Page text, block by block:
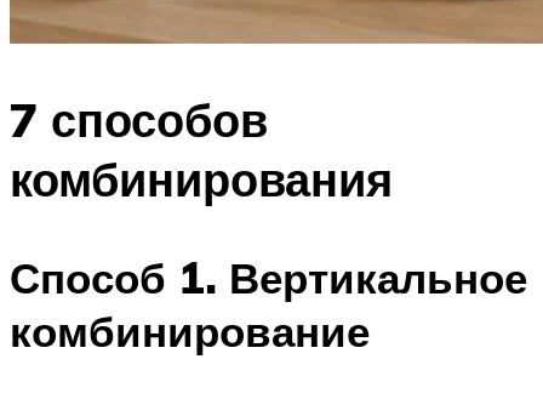
7 способов
комбинирования
Способ 1. Вертикальное
комбинирование